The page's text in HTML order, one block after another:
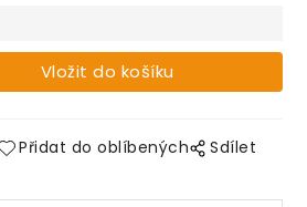
Přidat do oblíbených Sdílet